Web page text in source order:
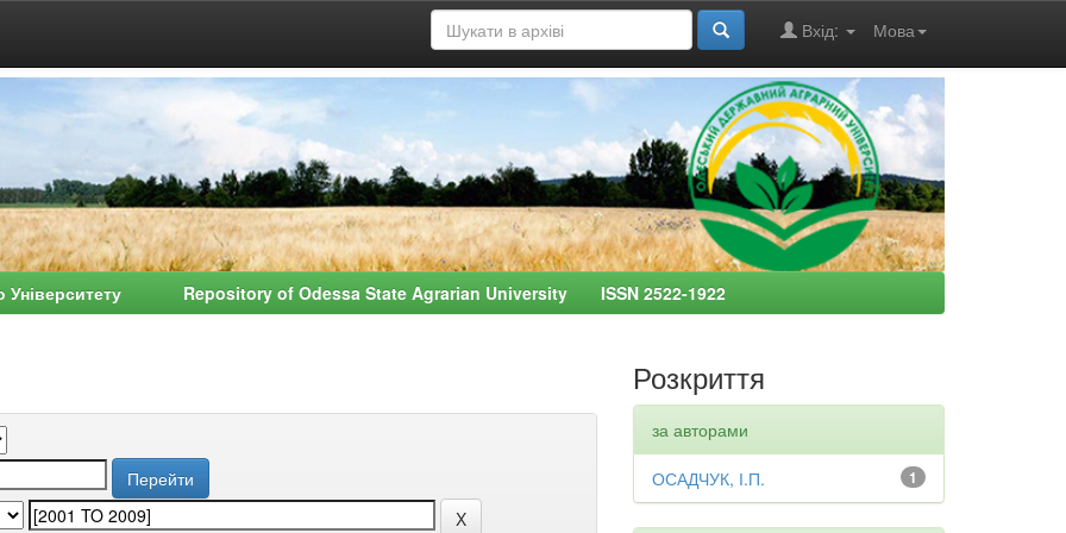
Мова
Вхід:
Університету Repository of Odessa State Agrarian University ISSN 2522-1922
Розкриття
за авторами
1
ОСАДЧУК, І.П.